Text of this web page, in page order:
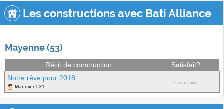
Les constructions avec Bati Alliance
Mayenne (53)
Récit de construction
Satisfait?
Notre rêve pour 2018
Mandiine531
Pas d'avis.